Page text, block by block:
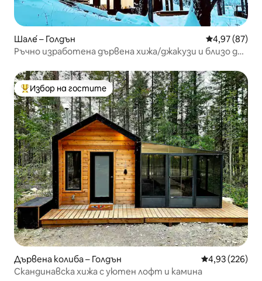
Шале́ – Голдън Средна
4,97 (87)
Ръчно изработена дървена хижа/джакузи и близо до
Най-популярен избор на гостите
Избор на гостите
Дървена колиба – Голдън Средна
4,93 (226)
Скандинавска хижа с уютен лофт и камина